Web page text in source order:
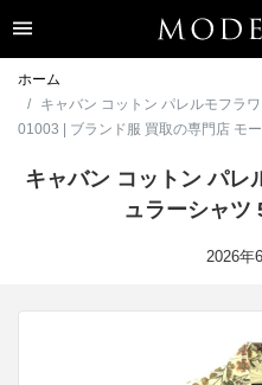
ホーム
キャバン コットン パレルモフラ
01003 | ブランド服 買取の専門店 モ
キャバン コットン パレ
ュラーシャツ
2026年